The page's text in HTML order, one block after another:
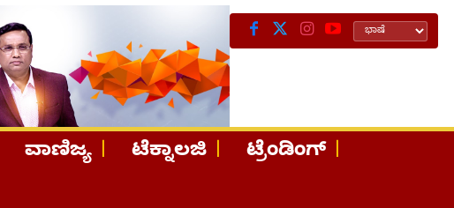
ವಾಣಿಜ್ಯ ಟೆಕ್ನಾಲಜಿ
ಟ್ರೆಂಡಿಂಗ್